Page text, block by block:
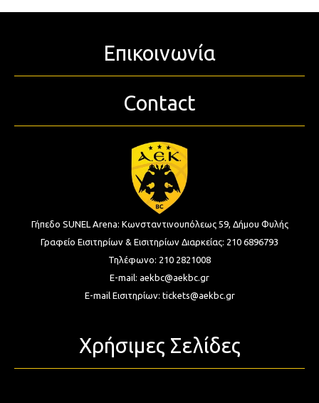
Επικοινωνία
Contact
Γήπεδο SUNEL Arena: Κωνσταντινουπόλεως 59, Δήμου Φυλής
Γραφείο Εισιτηρίων & Εισιτηρίων Διαρκείας: 210 6896793
Τηλέφωνο: 210 2821008
E-mail: aekbc@aekbc.gr
E-mail Εισιτηρίων: tickets@aekbc.gr
Χρήσιμες Σελίδες